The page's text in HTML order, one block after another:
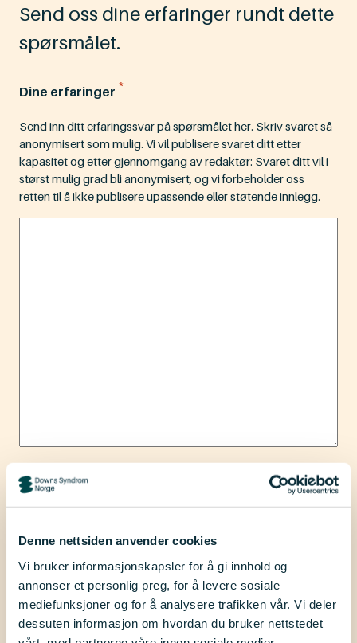
Denne nettsiden anvender cookies
Vi bruker informasjonskapsler for å gi innhold og
annonser et personlig preg, for å levere sosiale
mediefunksjoner og for å analysere trafikken vår. Vi deler
dessuten informasjon om hvordan du bruker nettstedet
Send oss dine erfaringer rundt dette
spørsmålet.
Dine erfaringer
*
Send inn ditt erfaringssvar på spørsmålet her. Skriv svaret så
anonymisert som mulig. Vi vil publisere svaret ditt etter
kapasitet og etter gjennomgang av redaktør: Svaret ditt vil i
størst mulig grad bli anonymisert, og vi forbeholder oss
retten til å ikke publisere upassende eller støtende innlegg.
Hvem er du som har disse erfaringene?
nyttig for de som leser erfaringssvarene å vite noe om hvem